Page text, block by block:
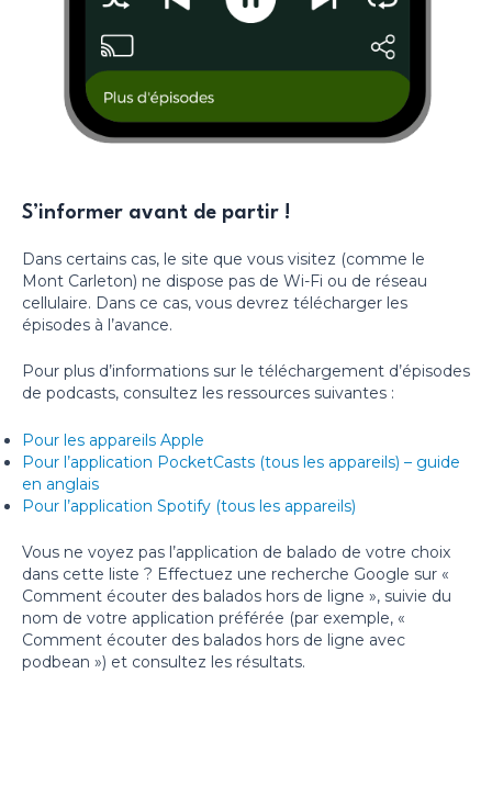
S’informer avant de partir !
Dans certains cas, le site que vous visitez (comme le
Mont Carleton) ne dispose pas de Wi-Fi ou de réseau
cellulaire. Dans ce cas, vous devrez télécharger les
épisodes à l’avance.
Pour plus d’informations sur le téléchargement d’épisodes
de podcasts, consultez les ressources suivantes :
Pour les appareils Apple
Pour l’application PocketCasts (tous les appareils) – guide
en anglais
Pour l’application Spotify (tous les appareils)
Vous ne voyez pas l’application de balado de votre choix
dans cette liste ? Effectuez une recherche Google sur «
Comment écouter des balados hors de ligne », suivie du
nom de votre application préférée (par exemple, «
Comment écouter des balados hors de ligne avec
podbean ») et consultez les résultats.